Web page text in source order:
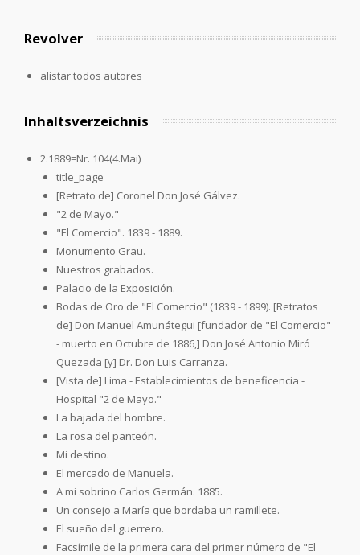
Revolver
alistar todos autores
Inhaltsverzeichnis
2.1889=Nr. 104(4.Mai)
title_page
[Retrato de] Coronel Don José Gálvez.
"2 de Mayo."
"El Comercio". 1839 - 1889.
Monumento Grau.
Nuestros grabados.
Palacio de la Exposición.
Bodas de Oro de "El Comercio" (1839 - 1899). [Retratos
de] Don Manuel Amunátegui [fundador de "El Comercio"
- muerto en Octubre de 1886,] Don José Antonio Miró
Quezada [y] Dr. Don Luis Carranza.
[Vista de] Lima - Establecimientos de beneficencia -
Hospital "2 de Mayo."
La bajada del hombre.
La rosa del panteón.
Mi destino.
El mercado de Manuela.
A mi sobrino Carlos Germán. 1885.
Un consejo a María que bordaba un ramillete.
El sueño del guerrero.
Facsímile de la primera cara del primer número de "El